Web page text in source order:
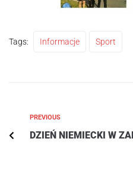
Tags: Informacje Sport
PREVIOUS
DZIEŃ NIEMIECKI W